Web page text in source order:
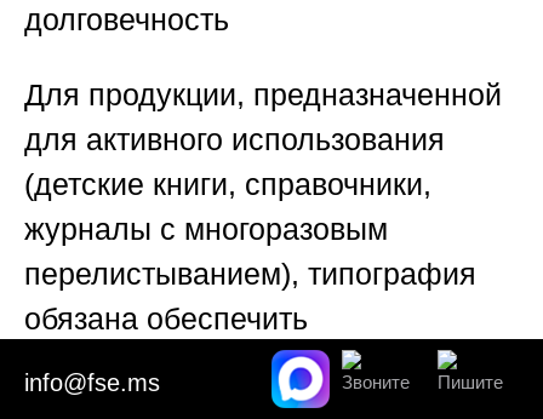
долговечность
Для продукции, предназначенной
для активного использования
(детские книги, справочники,
журналы с многоразовым
перелистыванием), типография
обязана обеспечить
определённый ресурс.
Союза «Федерация
info@fse.ms